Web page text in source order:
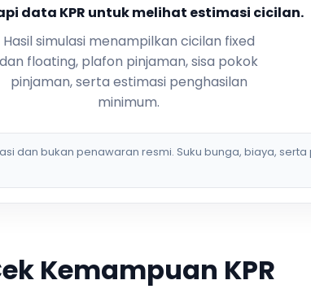
data KPR untuk melihat estimasi cicilan.
Hasil simulasi menampilkan cicilan fixed
dan floating, plafon pinjaman, sisa pokok
pinjaman, serta estimasi penghasilan
minimum.
dan bukan penawaran resmi. Suku bunga, biaya,
Kemampuan KPR